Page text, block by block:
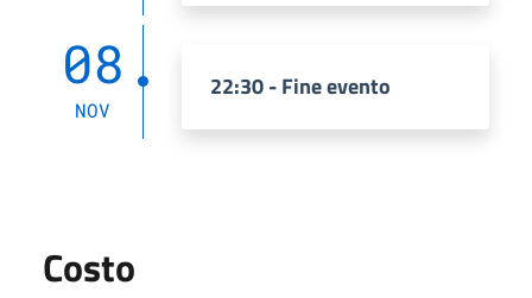
08
NOV
22:30 - Fine evento
Costo